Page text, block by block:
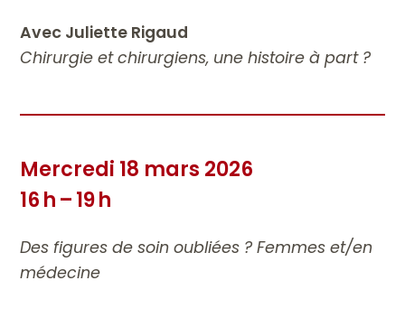
Avec Juliette Rigaud
Chirurgie et chirurgiens, une histoire à part ?
Mercredi 18 mars 2026
16 h – 19 h
Des figures de soin oubliées ? Femmes et/en
médecine